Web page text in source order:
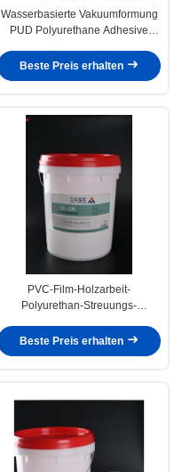
Wasserbasierte Vakuumformung
PUD Polyurethane Adhesive
Beste Preis erhalten
PVC-Film-Holzarbeit-
Polyurethan-Streuungs-
Vakuumfurnier-blatt
Beste Preis erhalten